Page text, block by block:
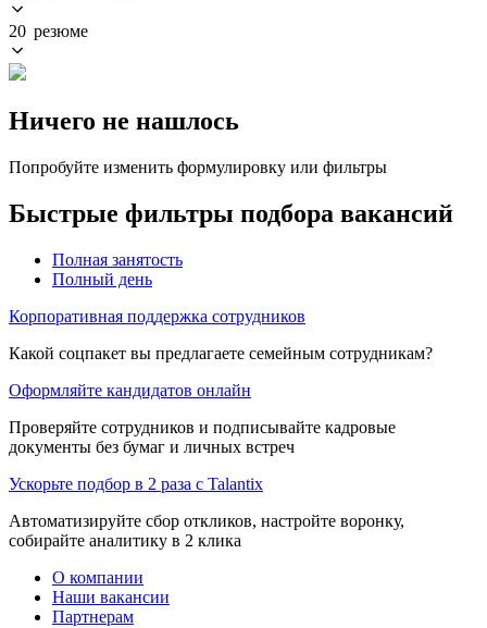
20 резюме
Ничего не нашлось
Попробуйте изменить формулировку или фильтры
Быстрые фильтры подбора вакансий
Полная занятость
Полный день
Корпоративная поддержка сотрудников
Какой соцпакет вы предлагаете семейным сотрудникам?
Оформляйте кандидатов онлайн
Проверяйте сотрудников и подписывайте кадровые
документы без бумаг и личных встреч
Ускорьте подбор в 2 раза с Talantix
Автоматизируйте сбор откликов, настройте воронку,
собирайте аналитику в 2 клика
О компании
Наши вакансии
Партнерам